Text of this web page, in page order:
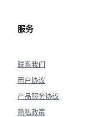
服务
联系我们
用户协议
产品服务协议
隐私政策